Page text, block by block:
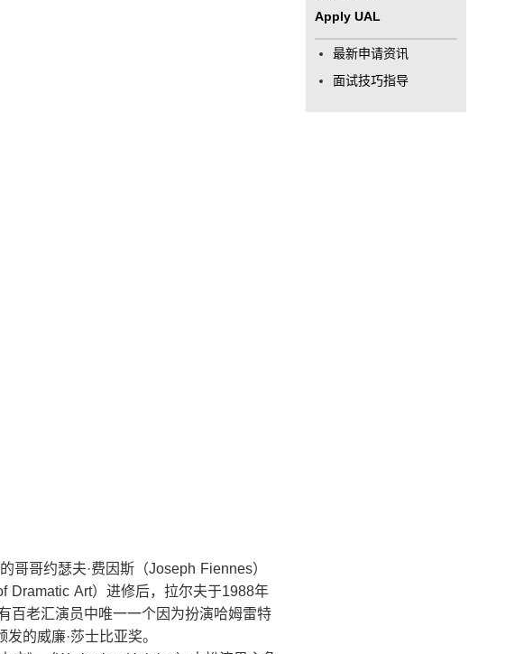
哥哥约瑟夫·费因斯（Joseph Fiennes）
Dramatic Art）进修后，拉尔夫于1988年
百老汇演员中唯一一个因为扮演哈姆雷特
的威廉·莎士比亚奖。
Apply UAL
最新申请资讯
面试技巧指导